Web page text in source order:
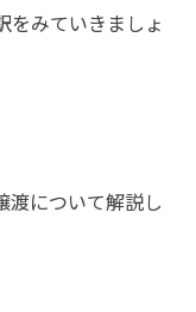
をみていきましょ
渡について解説し